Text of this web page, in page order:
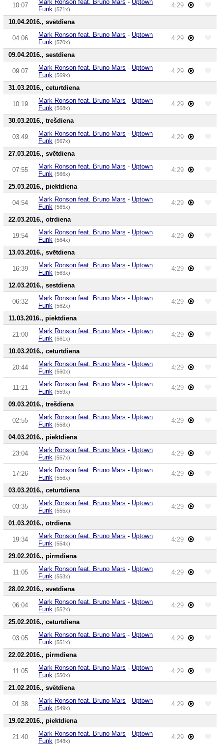
10:07 Mark Ronson feat. Bruno Mars - Uptown
Funk (571x)
4:29
10.04.2016., svētdiena
04:06 Mark Ronson feat. Bruno Mars - Uptown
Funk (570x)
4:29
09.04.2016., sestdiena
09:07 Mark Ronson feat. Bruno Mars - Uptown
Funk (569x)
4:29
31.03.2016., ceturtdiena
10:19 Mark Ronson feat. Bruno Mars - Uptown
Funk (568x)
4:29
30.03.2016., trešdiena
03:49 Mark Ronson feat. Bruno Mars - Uptown
Funk (567x)
4:29
27.03.2016., svētdiena
07:55 Mark Ronson feat. Bruno Mars - Uptown
Funk (566x)
4:29
25.03.2016., piektdiena
04:54 Mark Ronson feat. Bruno Mars - Uptown
Funk (565x)
4:29
22.03.2016., otrdiena
19:54 Mark Ronson feat. Bruno Mars - Uptown
Funk (564x)
4:29
13.03.2016., svētdiena
16:39 Mark Ronson feat. Bruno Mars - Uptown
Funk (563x)
4:29
12.03.2016., sestdiena
06:32 Mark Ronson feat. Bruno Mars - Uptown
Funk (562x)
4:29
11.03.2016., piektdiena
21:00 Mark Ronson feat. Bruno Mars - Uptown
Funk (561x)
4:29
10.03.2016., ceturtdiena
20:44 Mark Ronson feat. Bruno Mars - Uptown
Funk (560x)
4:29
11:21 Mark Ronson feat. Bruno Mars - Uptown
Funk (559x)
4:29
09.03.2016., trešdiena
02:55 Mark Ronson feat. Bruno Mars - Uptown
Funk (558x)
4:29
04.03.2016., piektdiena
23:04 Mark Ronson feat. Bruno Mars - Uptown
Funk (557x)
4:29
17:26 Mark Ronson feat. Bruno Mars - Uptown
Funk (556x)
4:29
03.03.2016., ceturtdiena
03:35 Mark Ronson feat. Bruno Mars - Uptown
Funk (555x)
4:29
01.03.2016., otrdiena
19:34 Mark Ronson feat. Bruno Mars - Uptown
Funk (554x)
4:29
29.02.2016., pirmdiena
11:05 Mark Ronson feat. Bruno Mars - Uptown
Funk (553x)
4:29
28.02.2016., svētdiena
06:04 Mark Ronson feat. Bruno Mars - Uptown
Funk (552x)
4:29
25.02.2016., ceturtdiena
03:05 Mark Ronson feat. Bruno Mars - Uptown
Funk (551x)
4:29
22.02.2016., pirmdiena
11:05 Mark Ronson feat. Bruno Mars - Uptown
Funk (550x)
4:29
21.02.2016., svētdiena
01:38 Mark Ronson feat. Bruno Mars - Uptown
Funk (549x)
4:29
19.02.2016., piektdiena
21:40 Mark Ronson feat. Bruno Mars - Uptown
Funk (548x)
4:29